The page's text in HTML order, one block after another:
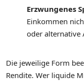
Erzwungenes
Einkommen
oder alternative
Die jeweilige Form
Rendite. Wer liquide